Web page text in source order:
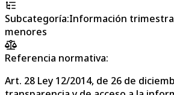
Subcategoría:Información
menores
Referencia normativa:
Art. 28 Ley 12/2014, de 26 de